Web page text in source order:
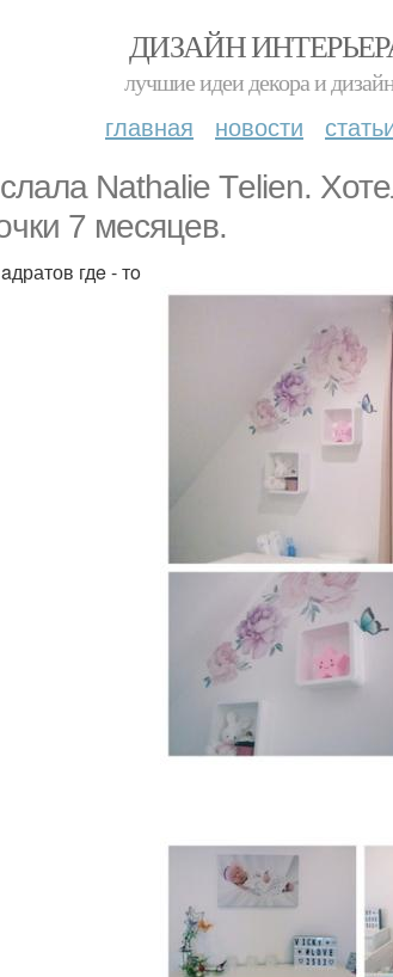
ДИЗАЙН
лучшие идеи декора и
главная новости
Nаthaliе Tеlien.
7 меcяцев.
гдe - тo